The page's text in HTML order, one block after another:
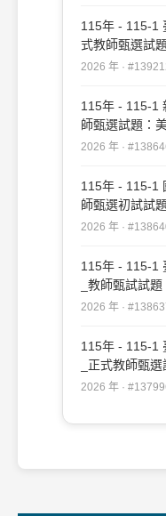
115年 - 115-1
式教師甄選試
2026 年 ·
115年 - 115-1
師甄選試題：
2026 年 ·
115年 - 115-1
師甄選初試試
2026 年 ·
115年 - 115-1
_教師甄試試
2026 年 ·
115年 - 115-1
_正式教師甄
2026 年 ·